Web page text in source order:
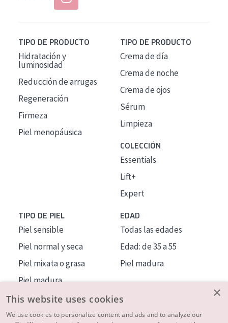
TIPO DE PRODUCTO
Hidratación y
luminosidad
Reducción de arrugas
Regeneración
Firmeza
Piel menopáusica
TIPO DE PRODUCTO
Crema de día
Crema de noche
Crema de ojos
Sérum
Limpieza
COLECCIÓN
Essentials
Lift+
Expert
TIPO DE PIEL
Piel sensible
Piel normal y seca
Piel mixata o grasa
Piel madura
Piel expuesta al sol
Piel menopáusica
EDAD
Todas las edades
Edad: de 35 a 55
Piel madura
×
This website uses cookies
We use cookies to personalize content and ads and to analyze our